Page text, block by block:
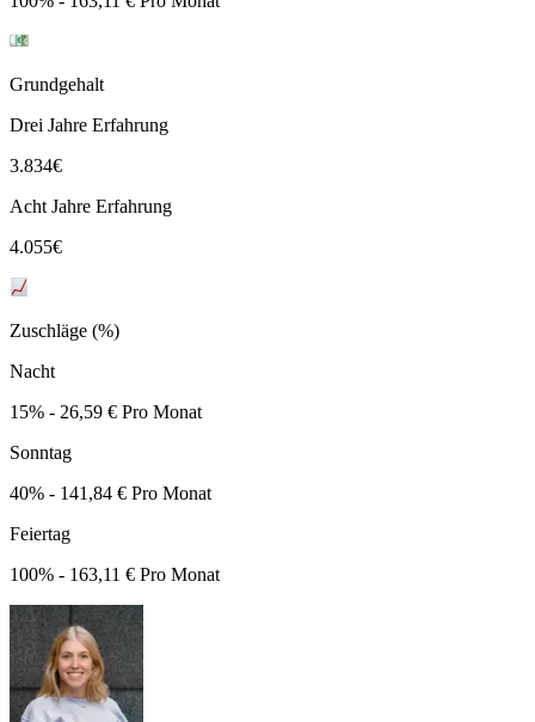
Grundgehalt
Drei Jahre Erfahrung
3.834€
Acht Jahre Erfahrung
4.055€
Zuschläge (%)
Nacht
15% - 26,59 € Pro Monat
Sonntag
40% - 141,84 € Pro Monat
Feiertag
100% - 163,11 € Pro Monat